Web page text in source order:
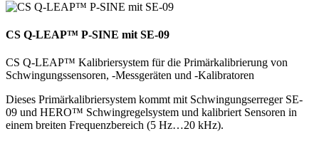
CS Q-LEAP™ P-SINE mit SE-09
CS Q-LEAP™ Kalibriersystem für die Primärkalibrierung von
Schwingungssensoren, -Messgeräten und -Kalibratoren
Dieses Primärkalibriersystem kommt mit Schwingungserreger SE-
09 und HERO™ Schwingregelsystem und kalibriert Sensoren in
einem breiten Frequenzbereich (5 Hz…20 kHz).